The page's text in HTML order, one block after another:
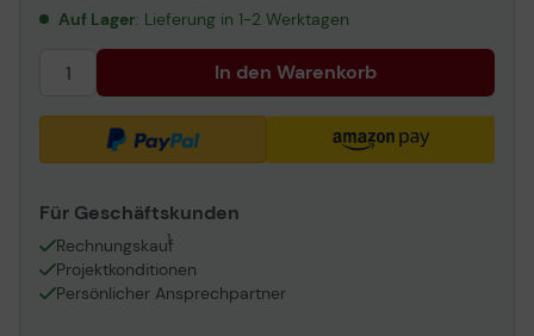
Auf Lager: Lieferung in 1-2 Werktagen
In den Warenkorb
Für Geschäftskunden
Rechnungskauf
1
Projektkonditionen
Persönlicher Ansprechpartner